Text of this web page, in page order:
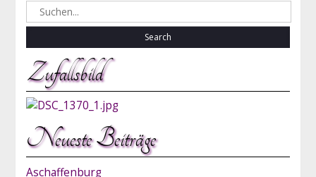
Search
for:
Zufallsbild
Neueste Beiträge
Aschaffenburg